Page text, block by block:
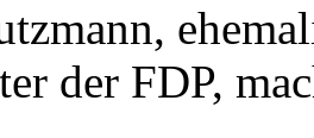
der FDP,